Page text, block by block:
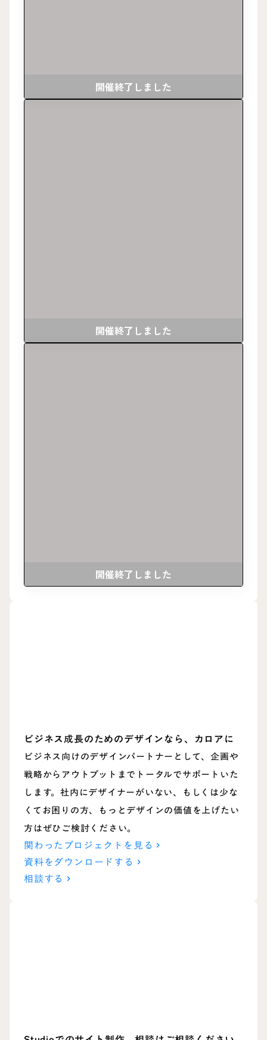
開催終了しました
開催終了しました
開催終了しました
ビジネス成長のためのデザインなら、カロアに
ビジネス向けのデザインパートナーとして、企画や
戦略からアウトプットまでトータルでサポートいた
します。社内にデザイナーがいない、もしくは少な
くてお困りの方、もっとデザインの価値を上げたい
方はぜひご検討ください。
関わったプロジェクトを見る keyboard_arrow_right
資料をダウンロードする keyboard_arrow_right
相談する keyboard_arrow_right